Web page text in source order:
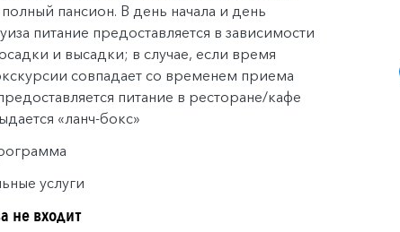
пансион. В день начала и день
питание предоставляется в зависимости
и высадки; в случае, если время
совпадает со временем приема
питание в ресторане/кафе
«ланч-бокс»
услуги
не входит